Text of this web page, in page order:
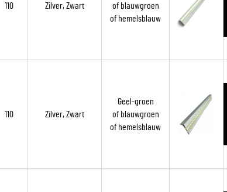
110 Zilver, Zwart
of blauwgroen
of hemelsblauw
110 Zilver, Zwart
Geel-groen
of blauwgroen
of hemelsblauw